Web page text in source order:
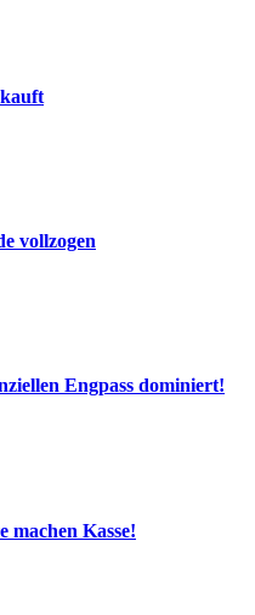
vollzogen
Engpass dominiert!
Kasse!